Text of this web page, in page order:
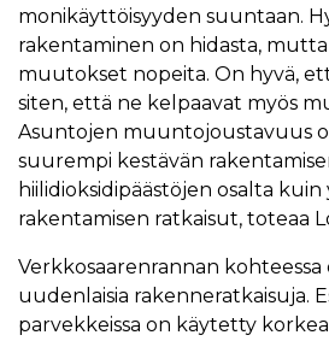
monikäyttöisyyden suuntaan.
rakentaminen on hidasta,
muutokset nopeita. On hyvä,
siten, että ne kelpaavat myös
Asuntojen muuntojoustavuus
suurempi kestävän
hiilidioksidipäästöjen osalta kuin
rakentamisen ratkaisut, toteaa
Verkkosaarenrannan kohteessa
uudenlaisia rakenneratkaisuja.
parvekkeissa on käytetty